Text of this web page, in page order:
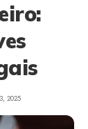
2025